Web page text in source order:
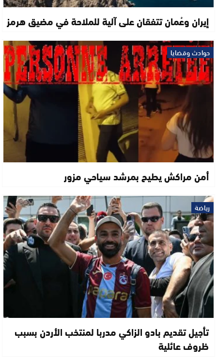
إيران وعُمان تتفقان على آلية للملاحة في مضيق هرمز
حوادث وقضايا
أمن مراكش يطيح بمرشد سياحي مزور
رياضة
تأجيل تقديم بادو الزاكي مدربا لمنتخب الأردن بسبب
ظروف عائلية